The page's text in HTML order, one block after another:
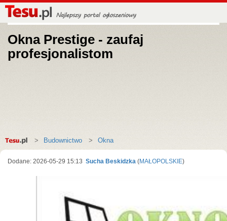
Okna Prestige - zaufaj
profesjonalistom
Strona
główna
Budownictwo Okna
Dodane: 2026-05-29 15:13 Sucha Beskidzka (MAŁOPOLSKIE)